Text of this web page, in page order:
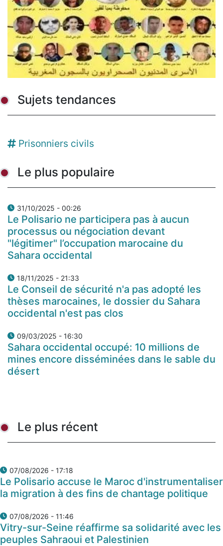
Sujets tendances
Prisonniers civils
Le plus populaire
31/10/2025 - 00:26
Le Polisario ne participera pas à aucun
processus ou négociation devant
"légitimer" l’occupation marocaine du
Sahara occidental
18/11/2025 - 21:33
Le Conseil de sécurité n'a pas adopté les
thèses marocaines, le dossier du Sahara
occidental n'est pas clos
09/03/2025 - 16:30
Sahara occidental occupé: 10 millions de
mines encore disséminées dans le sable du
désert
Le plus récent
07/08/2026 - 17:18
Le Polisario accuse le Maroc d'instrumentaliser
la migration à des fins de chantage politique
07/08/2026 - 11:46
Vitry-sur-Seine réaffirme sa solidarité avec les
peuples Sahraoui et Palestinien